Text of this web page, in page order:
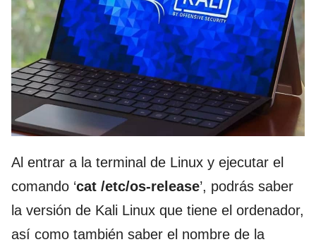
Al entrar a la terminal de Linux y ejecutar el
comando ‘cat /etc/os-release’, podrás saber
la versión de Kali Linux que tiene el ordenador,
así como también saber el nombre de la